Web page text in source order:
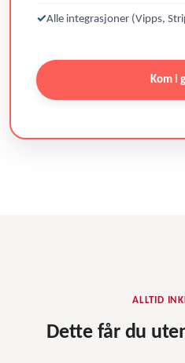
Alle integrasjoner (Vipps,
Kom i
ALLTID
Dette får du